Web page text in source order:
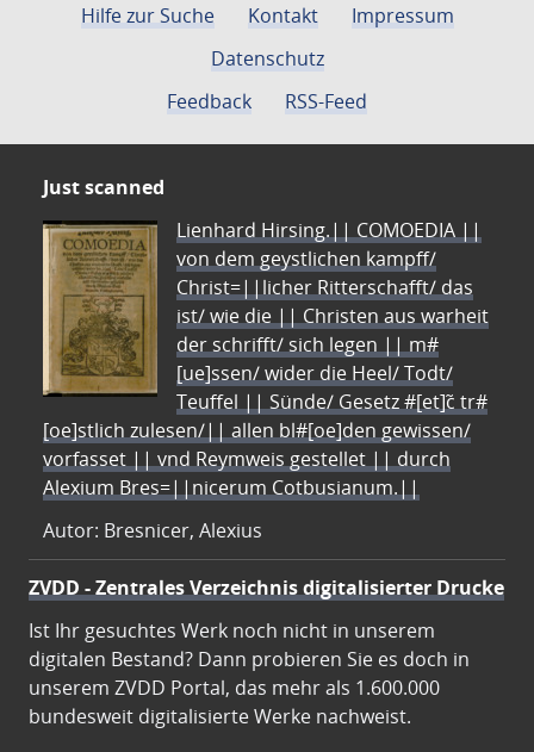
Hilfe zur Suche Kontakt
Impressum
Datenschutz
Feedback
RSS-Feed
Just scanned
Lienhard Hirsing.|| COMOEDIA ||
von dem geystlichen kampff/
Christ=||licher Ritterschafft/ das
ist/ wie die || Christen aus warheit
der schrifft/ sich legen || m#
[ue]ssen/ wider die Heel/ Todt/
Teuffel || Sünde/ Gesetz #[et]c̃ tr#
[oe]stlich zulesen/|| allen bl#[oe]den gewissen/
vorfasset || vnd Reymweis gestellet || durch
Alexium Bres=||nicerum Cotbusianum.||
Autor: Bresnicer, Alexius
ZVDD - Zentrales Verzeichnis digitalisierter Drucke
Ist Ihr gesuchtes Werk noch nicht in unserem
digitalen Bestand? Dann probieren Sie es doch in
unserem ZVDD Portal, das mehr als 1.600.000
bundesweit digitalisierte Werke nachweist.